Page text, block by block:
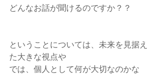
どんなお話が聞けるのですか？？
ということについては、未来を見据え
た大きな視点や
では、個人として何が大切なのかな